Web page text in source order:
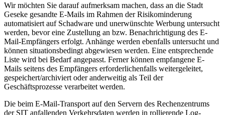
Wir möchten Sie darauf aufmerksam machen, dass an die Stadt
Geseke gesandte E-Mails im Rahmen der Risikominderung
automatisiert auf Schadware und unerwünschte Werbung untersucht
werden, bevor eine Zustellung an bzw. Benachrichtigung des E-
Mail-Empfängers erfolgt. Anhänge werden ebenfalls untersucht und
können situationsbedingt abgewiesen werden. Eine entsprechende
Liste wird bei Bedarf angepasst. Ferner können empfangene E-
Mails seitens des Empfängers erforderlichenfalls weitergeleitet,
gespeichert/archiviert oder anderweitig als Teil der
Geschäftsprozesse verarbeitet werden.
Die beim E-Mail-Transport auf den Servern des Rechenzentrums
der SIT anfallenden Verkehrsdaten werden in rollierende Log-